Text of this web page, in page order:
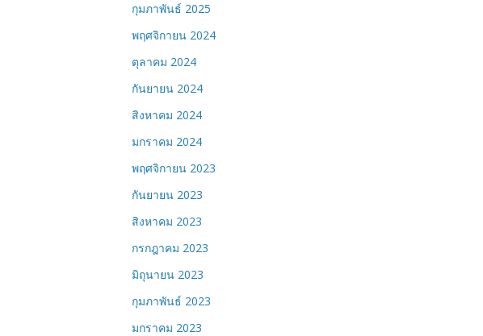
กุมภาพันธ์ 2025
พฤศจิกายน 2024
ตุลาคม 2024
กันยายน 2024
สิงหาคม 2024
มกราคม 2024
พฤศจิกายน 2023
กันยายน 2023
สิงหาคม 2023
กรกฎาคม 2023
มิถุนายน 2023
กุมภาพันธ์ 2023
มกราคม 2023